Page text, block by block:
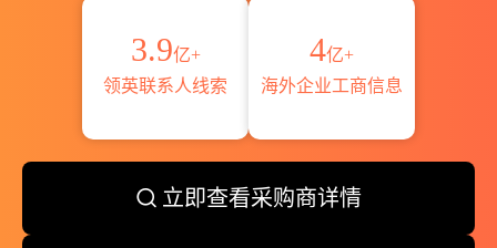
3.9亿+
领英联系人线索
4亿+
海外企业工商信息
立即查看采购商详情